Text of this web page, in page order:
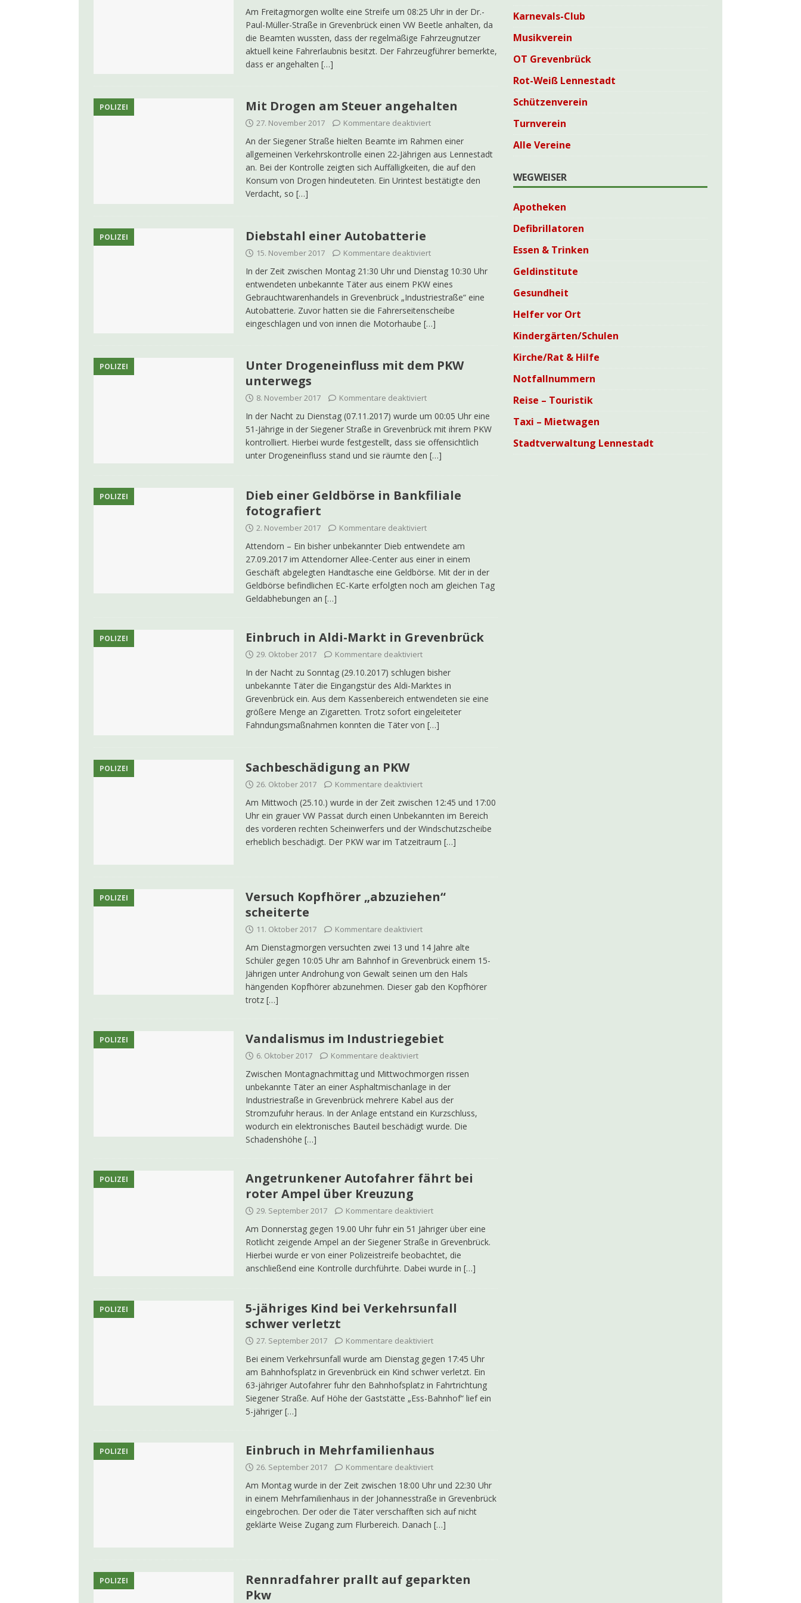
Am Freitagmorgen wollte eine Streife um 08:25 Uhr in der Dr.-
Paul-Müller-Straße in Grevenbrück einen VW Beetle anhalten, da
die Beamten wussten, dass der regelmäßige Fahrzeugnutzer
aktuell keine Fahrerlaubnis besitzt. Der Fahrzeugführer bemerkte,
dass er angehalten […]
POLIZEI Mit Drogen am Steuer angehalten
27. November 2017 Kommentare deaktiviert
An der Siegener Straße hielten Beamte im Rahmen einer
allgemeinen Verkehrskontrolle einen 22-Jährigen aus Lennestadt
an. Bei der Kontrolle zeigten sich Auffälligkeiten, die auf den
Konsum von Drogen hindeuteten. Ein Urintest bestätigte den
Verdacht, so […]
POLIZEI Diebstahl einer Autobatterie
15. November 2017 Kommentare deaktiviert
In der Zeit zwischen Montag 21:30 Uhr und Dienstag 10:30 Uhr
entwendeten unbekannte Täter aus einem PKW eines
Gebrauchtwarenhandels in Grevenbrück „Industriestraße“ eine
Autobatterie. Zuvor hatten sie die Fahrerseitenscheibe
eingeschlagen und von innen die Motorhaube […]
POLIZEI
Unter Drogeneinfluss mit dem PKW
unterwegs
8. November 2017 Kommentare deaktiviert
In der Nacht zu Dienstag (07.11.2017) wurde um 00:05 Uhr eine
51-Jährige in der Siegener Straße in Grevenbrück mit ihrem PKW
kontrolliert. Hierbei wurde festgestellt, dass sie offensichtlich
unter Drogeneinfluss stand und sie räumte den […]
POLIZEI
Dieb einer Geldbörse in Bankfiliale
fotografiert
2. November 2017 Kommentare deaktiviert
Attendorn – Ein bisher unbekannter Dieb entwendete am
27.09.2017 im Attendorner Allee-Center aus einer in einem
Geschäft abgelegten Handtasche eine Geldbörse. Mit der in der
Geldbörse befindlichen EC-Karte erfolgten noch am gleichen Tag
Geldabhebungen an […]
POLIZEI Einbruch in Aldi-Markt in Grevenbrück
29. Oktober 2017 Kommentare deaktiviert
In der Nacht zu Sonntag (29.10.2017) schlugen bisher
unbekannte Täter die Eingangstür des Aldi-Marktes in
Grevenbrück ein. Aus dem Kassenbereich entwendeten sie eine
größere Menge an Zigaretten. Trotz sofort eingeleiteter
Fahndungsmaßnahmen konnten die Täter von […]
POLIZEI Sachbeschädigung an PKW
26. Oktober 2017 Kommentare deaktiviert
Am Mittwoch (25.10.) wurde in der Zeit zwischen 12:45 und 17:00
Uhr ein grauer VW Passat durch einen Unbekannten im Bereich
des vorderen rechten Scheinwerfers und der Windschutzscheibe
erheblich beschädigt. Der PKW war im Tatzeitraum […]
POLIZEI
Versuch Kopfhörer „abzuziehen“
scheiterte
11. Oktober 2017 Kommentare deaktiviert
Am Dienstagmorgen versuchten zwei 13 und 14 Jahre alte
Schüler gegen 10:05 Uhr am Bahnhof in Grevenbrück einem 15-
Jährigen unter Androhung von Gewalt seinen um den Hals
hängenden Kopfhörer abzunehmen. Dieser gab den Kopfhörer
trotz […]
POLIZEI Vandalismus im Industriegebiet
6. Oktober 2017 Kommentare deaktiviert
Zwischen Montagnachmittag und Mittwochmorgen rissen
unbekannte Täter an einer Asphaltmischanlage in der
Industriestraße in Grevenbrück mehrere Kabel aus der
Stromzufuhr heraus. In der Anlage entstand ein Kurzschluss,
wodurch ein elektronisches Bauteil beschädigt wurde. Die
Schadenshöhe […]
POLIZEI
Angetrunkener Autofahrer fährt bei
roter Ampel über Kreuzung
29. September 2017 Kommentare deaktiviert
Am Donnerstag gegen 19.00 Uhr fuhr ein 51 Jähriger über eine
Rotlicht zeigende Ampel an der Siegener Straße in Grevenbrück.
Hierbei wurde er von einer Polizeistreife beobachtet, die
anschließend eine Kontrolle durchführte. Dabei wurde in […]
POLIZEI
5-jähriges Kind bei Verkehrsunfall
schwer verletzt
27. September 2017 Kommentare deaktiviert
Bei einem Verkehrsunfall wurde am Dienstag gegen 17:45 Uhr
am Bahnhofsplatz in Grevenbrück ein Kind schwer verletzt. Ein
63-jähriger Autofahrer fuhr den Bahnhofsplatz in Fahrtrichtung
Siegener Straße. Auf Höhe der Gaststätte „Ess-Bahnhof“ lief ein
5-jähriger […]
POLIZEI Einbruch in Mehrfamilienhaus
26. September 2017 Kommentare deaktiviert
Am Montag wurde in der Zeit zwischen 18:00 Uhr und 22:30 Uhr
in einem Mehrfamilienhaus in der Johannesstraße in Grevenbrück
eingebrochen. Der oder die Täter verschafften sich auf nicht
geklärte Weise Zugang zum Flurbereich. Danach […]
POLIZEI
Rennradfahrer prallt auf geparkten
Pkw
Karnevals-Club
Musikverein
OT Grevenbrück
Rot-Weiß Lennestadt
Schützenverein
Turnverein
Alle Vereine
WEGWEISER
Apotheken
Defibrillatoren
Essen & Trinken
Geldinstitute
Gesundheit
Helfer vor Ort
Kindergärten/Schulen
Kirche/Rat & Hilfe
Notfallnummern
Reise – Touristik
Taxi – Mietwagen
Stadtverwaltung Lennestadt